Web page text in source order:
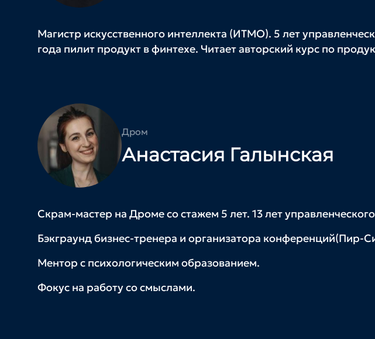
Магистр искусственного интеллекта (ИТМО). 5 лет
года пилит продукт в финтехе. Читает авторский курс по
Дром
Анастасия Галынская
Скрам-мастер на Дроме со стажем 5 лет. 13 лет
Бэкграунд бизнес-тренера и организатора конференций(Пир-
Ментор с психологическим образованием.
Фокус на работу со смыслами.